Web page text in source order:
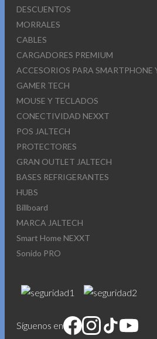
DESCUENTOS
MORRALES
CABLES
CARGADORES PREMIUM
ACCESORIOS PARA SMARTPHONE
GAMER TECH
MOUSE Y TECLADOS
CONECTIVIDAD NEXXT
POS JALTECH
PROTECTORES
GRAN OUTLET JALTECH
BASES REFRIGERANTES
HUBS
Billboard
MARCA JALTECH
Smart Home NEXXT
Sonido PRO
Síguenos en